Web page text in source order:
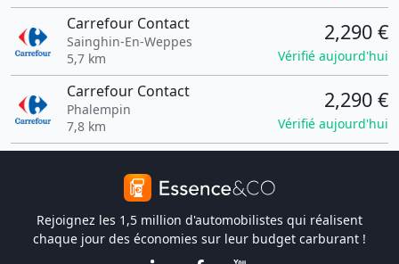
Carrefour Contact
Sainghin-En-Weppes
5,7 km
2,290 €
Vérifié aujourd'hui
Carrefour Contact
Phalempin
7,8 km
2,290 €
Vérifié aujourd'hui
Rejoignez les 1,5 million d'automobilistes qui réalisent
chaque jour des économies sur leur budget carburant !